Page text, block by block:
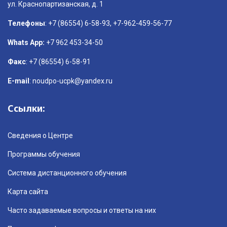
ул. Краснопартизанская, д. 1
Телефоны: +7 (86554) 6-58-93, +7-962-459-56-77
Whats App: +7 962 453-34-50
Факс: +7 (86554) 6-58-91
E-mail : noudpo-ucpk@yandex.ru
Ссылки:
Сведения о Центре
Программы обучения
Система дистанционного обучения
Карта сайта
Часто задаваемые вопросы и ответы на них